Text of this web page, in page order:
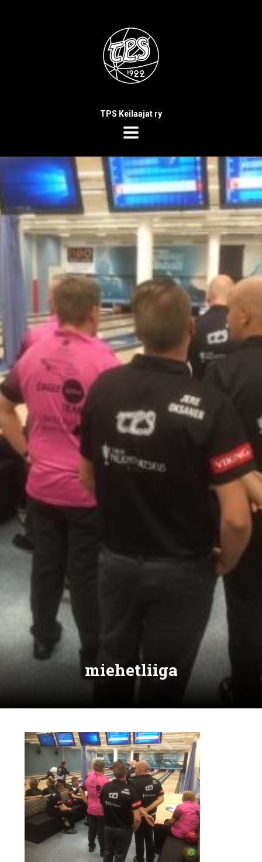
TPS Keilaajat ry
MENU
miehetliiga